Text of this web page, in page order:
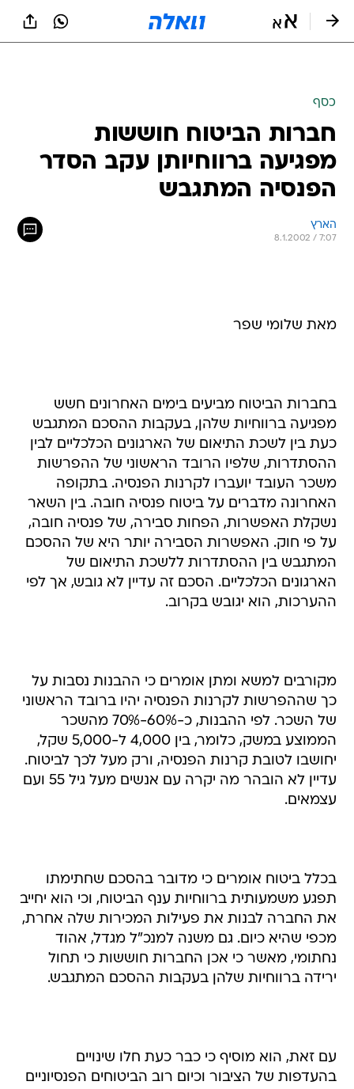
כסף
חברות הביטוח חוששות
מפגיעה ברווחיותן עקב הסדר
הפנסיה המתגבש
הארץ
8.1.2002 / 7:07
מאת שלומי שפר
בחברות הביטוח מביעים בימים האחרונים חשש
מפגיעה ברווחיות שלהן, בעקבות ההסכם המתגבש
כעת בין לשכת התיאום של הארגונים הכלכליים לבין
ההסתדרות, שלפיו הרובד הראשוני של ההפרשות
משכר העובד יועברו לקרנות הפנסיה. בתקופה
האחרונה מדברים על ביטוח פנסיה חובה. בין השאר
נשקלת האפשרות, הפחות סבירה, של פנסיה חובה,
על פי חוק. האפשרות הסבירה יותר היא של ההסכם
המתגבש בין ההסתדרות ללשכת התיאום של
הארגונים הכלכליים. הסכם זה עדיין לא גובש, אך לפי
ההערכות, הוא יגובש בקרוב.
מקורבים למשא ומתן אומרים כי ההבנות נסבות על
כך שההפרשות לקרנות הפנסיה יהיו ברובד הראשוני
של השכר. לפי ההבנות, כ-60%-70% מהשכר
הממוצע במשק, כלומר, בין 4,000 ל-5,000 שקל,
יחושבו לטובת קרנות הפנסיה, ורק מעל לכך לביטוח.
עדיין לא הובהר מה יקרה עם אנשים מעל גיל 55 ועם
עצמאים.
בכלל ביטוח אומרים כי מדובר בהסכם שחתימתו
תפגע משמעותית ברווחיות ענף הביטוח, וכי הוא יחייב
את החברה לבנות את פעילות המכירות שלה אחרת,
מכפי שהיא כיום. גם משנה למנכ"ל מגדל, אהוד
נחתומי, מאשר כי אכן החברות חוששות כי תחול
ירידה ברווחיות שלהן בעקבות ההסכם המתגבש.
עם זאת, הוא מוסיף כי כבר כעת חלו שינויים
בהעדפות של הציבור וכיום רוב הביטוחים הפנסיוניים